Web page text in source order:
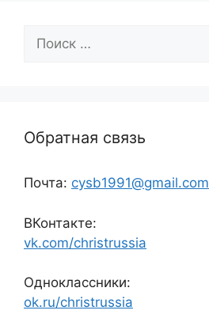
Поиск:
Обратная связь
Почта: cysb1991@gmail.com
ВКонтакте:
vk.com/christrussia
Одноклассники:
ok.ru/christrussia